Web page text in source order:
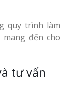
quy trình làm
mang đến cho
tư vấn